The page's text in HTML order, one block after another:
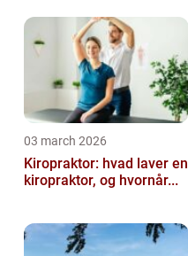
03 march 2026
Kiropraktor: hvad laver en
kiropraktor, og hvornår...